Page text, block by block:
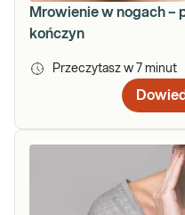
Mrowienie w nogach –
kończyn
Przeczytasz w 7 minut